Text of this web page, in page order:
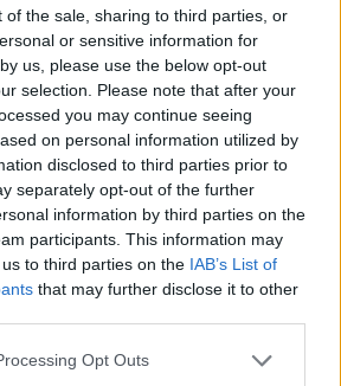
of the sale, sharing to third parties, or
or sensitive information for
us, please use the below opt-out
selection. Please note that after your
you may continue seeing
on personal information utilized by
disclosed to third parties prior to
separately opt-out of the further
information by third parties on the
participants. This information may
to third parties on the IAB’s List of
that may further disclose it to other
Opt Outs
gravement à Tesla
européenne
5 août 2026 0